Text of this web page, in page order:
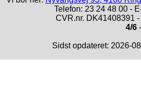
Telefon: 23 24 48 00 -
CVR.nr. DK41408391
4/6
Sidst opdateret: 2026-